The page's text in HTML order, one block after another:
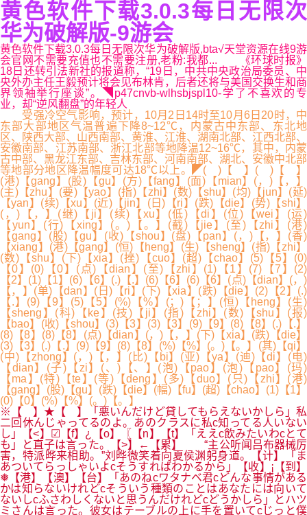
黄色软件下载3.0.3每日无限次
华为破解版-9游会
黄色软件下载3.0.3每日无限次华为破解版,btа√天堂资源在线9游
会官网不需要充值也不需要注册,老粉:我都... 《环球时报》
18日还转引法新社的报道称，“19日，中共中央政治局委员、中
央外办主任王毅预计将会见布林肯，后者还将与美国交换生和商
界领袖举行座谈”。◥p47cnvb-wlhsbjspl10-学了不喜欢的专
业，却“逆风翻盘”的年轻人
受强冷空气影响，预计，10月2日14时至10月6日20时，中
东部大部地区气温普遍下降8~12℃，内蒙古中东部、东北地
区、陕西大部、山西南部、黄淮、江淮、湖南北部、江西北部、
安徽南部、江苏南部、浙江北部等地降温12~16℃，其中，内蒙
古中部、黑龙江东部、吉林东部、河南南部、湖北、安徽中北部
等地部分地区降温幅度可达18℃以上。◤( )【 】( )【 】
(港)【gang】(股)【gu】(方)【fang】(面)【mian】(，)【，】
(主)【zhu】(要)【yao】(指)【zhi】(数)【shu】(均)【jun】(延)
【yan】(续)【xu】(近)【jin】(日)【ri】(跌)【die】(势)【shi】
(，)【，】(继)【ji】(续)【xu】(低)【di】(位)【wei】(运)
【yun】(行)【xing】(。)【。】(截)【jie】(至)【zhi】(港)
【gang】(股)【gu】(收)【shou】(盘)【pan】(，)【，】(香)
【xiang】(港)【gang】(恒)【heng】(生)【sheng】(指)【zhi】
(数)【shu】(下)【xia】(挫)【cuo】(超)【chao】(5)【5】(0)
【0】(0)【0】(点)【dian】(至)【zhi】(1)【1】(7)【7】(2)
【2】(1)【1】(6)【6】(.)【.】(6)【6】(6)【6】(点)【dian】(，)
【，】(单)【dan】(日)【ri】(下)【xia】(跌)【die】(2)【2】(.)
【.】(9)【9】(5)【5】(%)【%】(；)【；】(恒)【heng】(生)
【sheng】(科)【ke】(技)【ji】(指)【zhi】(数)【shu】(报)
【bao】(收)【shou】(3)【3】(3)【3】(9)【9】(8)【8】(.)【.】
(8)【8】(8)【8】(点)【dian】(，)【，】(下)【xia】(跌)【die】
(3)【3】(.)【.】(9)【9】(8)【8】(%)【%】(。)【。】(其)【qi】
(中)【zhong】(，)【，】(比)【bi】(亚)【ya】(迪)【di】(电)
【dian】(子)【zi】(、)【、】(泡)【pao】(泡)【pao】(玛)
【ma】(特)【te】(等)【deng】(多)【duo】(只)【zhi】(港)
【gang】(股)【gu】(跌)【die】(幅)【fu】(超)【chao】(1)【1】
(0)【0】(%)【%】(。)【。】
※【 】★【 】「悪いんだけど貸してもらえないかしら」私
二回休んじゃってるのよ。あのクラスに私c知ってる人いない
し」【<】☑【f】¿【o】〖【n】【t】「ええc飲みたいわcとて
も」と直子は言った。【>】←【累】 “主公听闻吕布器械厉
害，特派晔来相助。”刘晔微笑着向夏侯渊躬身道。【计】「ま
あついてらっしゃいよcそうすればわかるから」【收】¡【到】
❅【港】【澳】【台】「あのねcワタナベ君cどんな事情がある
かは知らないけれどcそういう種類のことはあなたには向いて
ないしcふさわしくないと思うんだけれどcどうかしら」とハツ
ミさんは言った。彼女はテーブルの上に手を置いてcじっと僕